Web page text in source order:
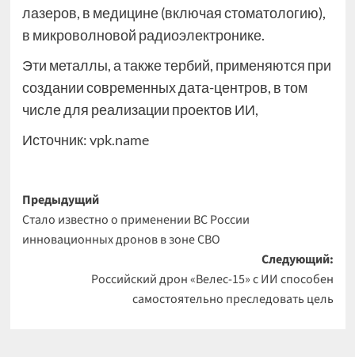
лазеров, в медицине (включая стоматологию),
в микроволновой радиоэлектронике.
Эти металлы, а также тербий, применяются при
создании современных дата-центров, в том
числе для реализации проектов ИИ,
Источник:vpk.name
Навигация
записи
Предыдущий
Стало известно о применении ВС России
инновационных дронов в зоне СВО
Следующий:
Российский дрон «Велес-15» с ИИ способен
самостоятельно преследовать цель